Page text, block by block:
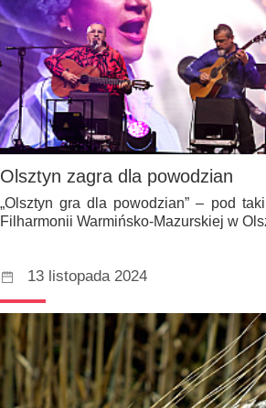
Olsztyn zagra dla powodzian
„Olsztyn gra dla powodzian” – pod
Filharmonii Warmińsko-Mazurskiej w
13 listopada 2024